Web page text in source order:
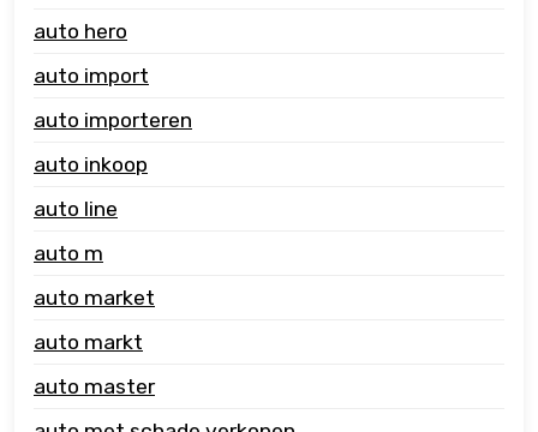
auto hero
auto import
auto importeren
auto inkoop
auto line
auto m
auto market
auto markt
auto master